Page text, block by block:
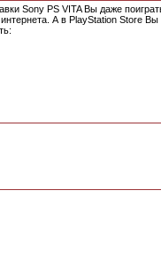
Sony PS VITA Вы даже
А в PlayStation Store Вы